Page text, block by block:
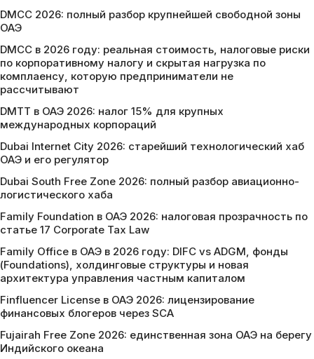
DMCC 2026: полный разбор крупнейшей свободной зоны
ОАЭ
DMCC в 2026 году: реальная стоимость, налоговые риски
по корпоративному налогу и скрытая нагрузка по
комплаенсу, которую предприниматели не
рассчитывают
DMTT в ОАЭ 2026: налог 15% для крупных
международных корпораций
Dubai Internet City 2026: старейший технологический хаб
ОАЭ и его регулятор
Dubai South Free Zone 2026: полный разбор авиационно-
логистического хаба
Family Foundation в ОАЭ 2026: налоговая прозрачность по
статье 17 Corporate Tax Law
Family Office в ОАЭ в 2026 году: DIFC vs ADGM, фонды
(Foundations), холдинговые структуры и новая
архитектура управления частным капиталом
Finfluencer License в ОАЭ 2026: лицензирование
финансовых блогеров через SCA
Fujairah Free Zone 2026: единственная зона ОАЭ на берегу
Индийского океана